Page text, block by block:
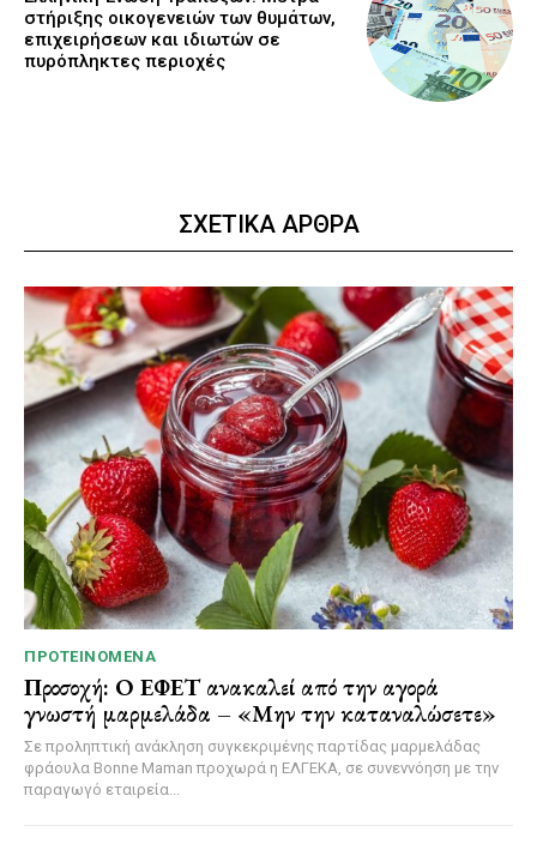
στήριξης οικογενειών των θυμάτων,
επιχειρήσεων και ιδιωτών σε
πυρόπληκτες περιοχές
ΣΧΕΤΙΚΑ ΑΡΘΡΑ
ΠΡΟΤΕΙΝΌΜΕΝΑ
Προσοχή: Ο ΕΦΕΤ ανακαλεί από την αγορά
γνωστή μαρμελάδα – «Μην την καταναλώσετε»
Σε προληπτική ανάκληση συγκεκριμένης παρτίδας μαρμελάδας
φράουλα Bonne Maman προχωρά η ΕΛΓΕΚΑ, σε συνεννόηση με την
παραγωγό εταιρεία...